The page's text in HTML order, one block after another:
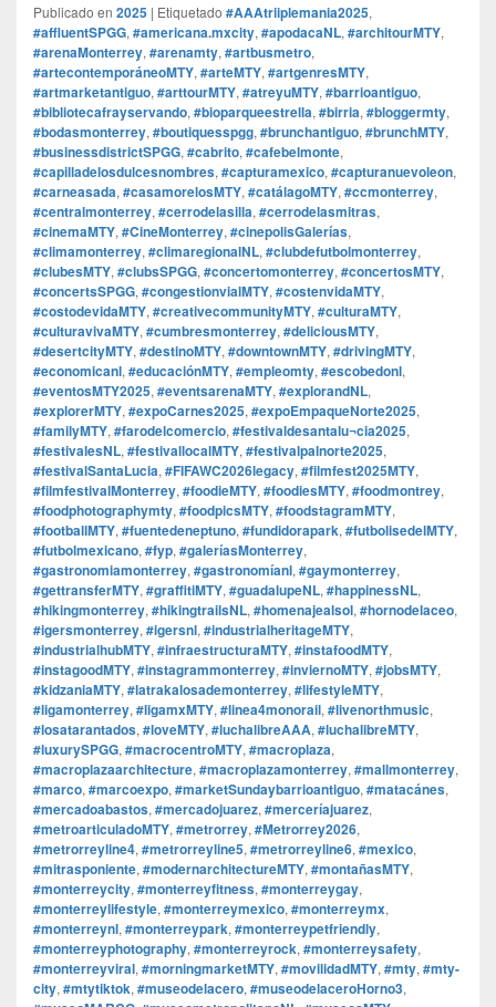
Publicado en 2025 | Etiquetado #AAAtriiplemania2025,
#affluentSPGG, #americana.mxcity, #apodacaNL, #architourMTY,
#arenaMonterrey, #arenamty, #artbusmetro,
#artecontemporáneoMTY, #arteMTY, #artgenresMTY,
#artmarketantiguo, #arttourMTY, #atreyuMTY, #barrioantiguo,
#bibliotecafrayservando, #bioparqueestrella, #birria, #bloggermty,
#bodasmonterrey, #boutiquesspgg, #brunchantiguo, #brunchMTY,
#businessdistrictSPGG, #cabrito, #cafebelmonte,
#capilladelosdulcesnombres, #capturamexico, #capturanuevoleon,
#carneasada, #casamorelosMTY, #catálagoMTY, #ccmonterrey,
#centralmonterrey, #cerrodelasilla, #cerrodelasmitras,
#cinemaMTY, #CineMonterrey, #cinepolisGalerías,
#climamonterrey, #climaregionalNL, #clubdefutbolmonterrey,
#clubesMTY, #clubsSPGG, #concertomonterrey, #concertosMTY,
#concertsSPGG, #congestionvialMTY, #costenvidaMTY,
#costodevidaMTY, #creativecommunityMTY, #culturaMTY,
#culturavivaMTY, #cumbresmonterrey, #deliciousMTY,
#desertcityMTY, #destinoMTY, #downtownMTY, #drivingMTY,
#economicanl, #educaciónMTY, #empleomty, #escobedonl,
#eventosMTY2025, #eventsarenaMTY, #explorandNL,
#explorerMTY, #expoCarnes2025, #expoEmpaqueNorte2025,
#familyMTY, #farodelcomercio, #festivaldesantalu¬cia2025,
#festivalesNL, #festivallocalMTY, #festivalpalnorte2025,
#festivalSantaLucia, #FIFAWC2026legacy, #filmfest2025MTY,
#filmfestivalMonterrey, #foodieMTY, #foodiesMTY, #foodmontrey,
#foodphotographymty, #foodpicsMTY, #foodstagramMTY,
#footballMTY, #fuentedeneptuno, #fundidorapark, #futbolisedelMTY,
#futbolmexicano, #fyp, #galeríasMonterrey,
#gastronomiamonterrey, #gastronomíanl, #gaymonterrey,
#gettransferMTY, #graffitiMTY, #guadalupeNL, #happinessNL,
#hikingmonterrey, #hikingtrailsNL, #homenajealsol, #hornodelaceo,
#igersmonterrey, #igersnl, #industrialheritageMTY,
#industrialhubMTY, #infraestructuraMTY, #instafoodMTY,
#instagoodMTY, #instagrammonterrey, #inviernoMTY, #jobsMTY,
#kidzaniaMTY, #latrakalosademonterrey, #lifestyleMTY,
#ligamonterrey, #ligamxMTY, #linea4monorail, #livenorthmusic,
#losatarantados, #loveMTY, #luchalibreAAA, #luchalibreMTY,
#luxurySPGG, #macrocentroMTY, #macroplaza,
#macroplazaarchitecture, #macroplazamonterrey, #mallmonterrey,
#marco, #marcoexpo, #marketSundaybarrioantiguo, #matacánes,
#mercadoabastos, #mercadojuarez, #merceríajuarez,
#metroarticuladoMTY, #metrorrey, #Metrorrey2026,
#metrorreyline4, #metrorreyline5, #metrorreyline6, #mexico,
#mitrasponiente, #modernarchitectureMTY, #montañasMTY,
#monterreycity, #monterreyfitness, #monterreygay,
#monterreylifestyle, #monterreymexico, #monterreymx,
#monterreynl, #monterreypark, #monterreypetfriendly,
#monterreyphotography, #monterreyrock, #monterreysafety,
#monterreyviral, #morningmarketMTY, #movilidadMTY, #mty, #mty-
city, #mtytiktok, #museodelacero, #museodelaceroHorno3,